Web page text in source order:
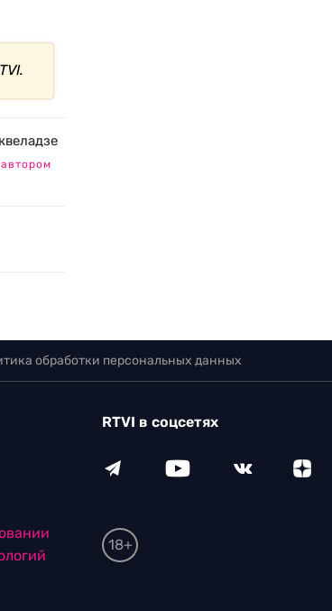
обработки персональных данных
RTVI в соцсетях
18+